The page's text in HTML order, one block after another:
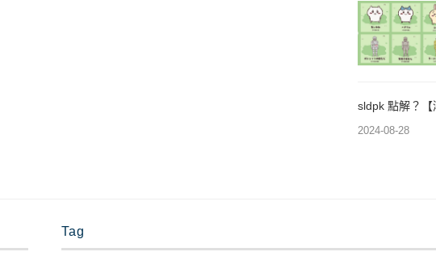
sldpk 點解？
2024-08-28
Tag